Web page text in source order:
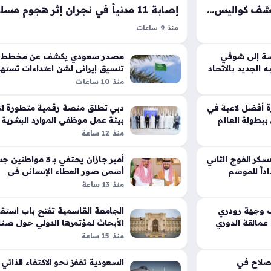
بيزيرا يهاجم إدارة الزمالك ويكشف كواليس تعثر رحيله عن القلعة البيضاء
احتراف
تنصلت
إلى شوقي
بالاتحاد
أفضل لاعبة في
العالم
الفوج الثاني
للموسم
وجهة رودري
الدوري
في
منذ 9 ساعات
مدنياً في منطقة نجران يوم الخميس الموافق
من أغسطس عام ألفين وستة وعشرين، حيث أكد
تركي المالكي أن هذه الأفعال…
مصدر سعودي يكشف عن مخطط
تنسيق إيراني لشن اعتداءات
أمن المملكة
منذ 10 ساعات
دبي تطلق منصة رقمية متطورة
بيئة عمل موظفي الموارد البشرية
منذ 12 ساعة
أمير جازان يحتفي بـ 3
أسمى صور العطاء الإنساني في
المملكة
منذ 13 ساعة
الجامعة القاسمية تفتح باب
الأبحاث لمؤتمرها الدولي حول
الحلال والاستدامة
منذ 15 ساعة
السعودية تقفز نحو الاكتفاء الذاتي